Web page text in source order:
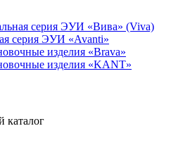
серия ЭУИ «Вива» (Viva)
серия ЭУИ «Avanti»
изделия «Brava»
изделия «KANT»
каталог